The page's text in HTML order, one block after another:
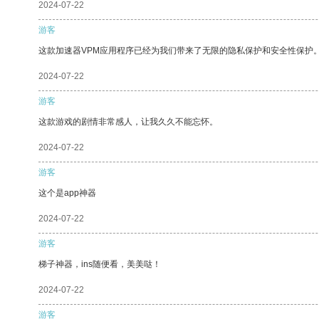
2024-07-22
游客
这款加速器VPM应用程序已经为我们带来了无限的隐私保护和安全性保护
2024-07-22
游客
这款游戏的剧情非常感人，让我久久不能忘怀。
2024-07-22
游客
这个是app神器
2024-07-22
游客
梯子神器，ins随便看，美美哒！
2024-07-22
游客